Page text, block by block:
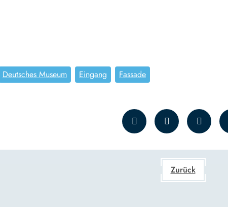
Deutsches Museum Eingang Fassade
Zurück